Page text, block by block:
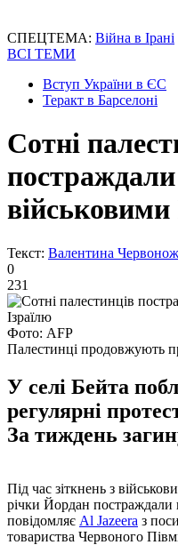
СПЕЦТЕМА: Війна в Ірані
ВСІ ТЕМИ
Вступ України в ЄС
Теракт в Барселоні
Сотні
постраждали
військовими
Текст: Валентина
0
231
Фото: AFP
Палестинці продовжують
У селі Бейта
регулярні
За тиждень
Під час зіткнень з
річки Йордан
повідомляє Al Jazeera з
товариства Червоного